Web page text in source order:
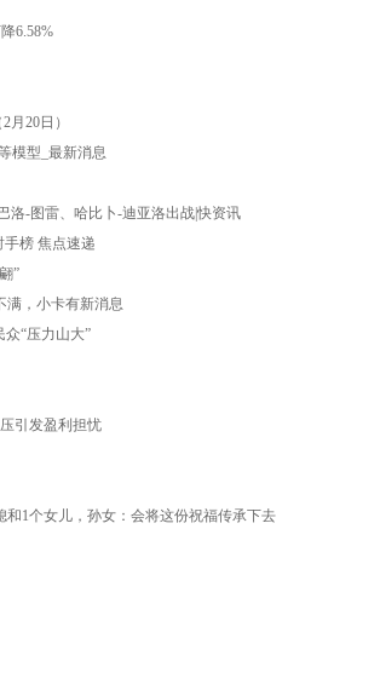
6.58%
20日）
模型_最新消息
洛-图雷、哈比卜-迪亚洛出战|快资讯
榜 焦点速递
”
满，小卡有新消息
众“压力山大”
引发盈利担忧
1个女儿，孙女：会将这份祝福传承下去